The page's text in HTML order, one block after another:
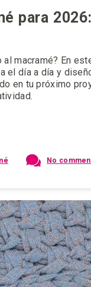
para
macramé? En
el día a día y
en tu próximo
No